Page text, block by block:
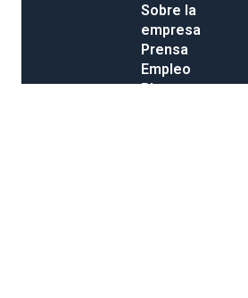
Sobre la
empresa
Prensa
Empleo
Blog